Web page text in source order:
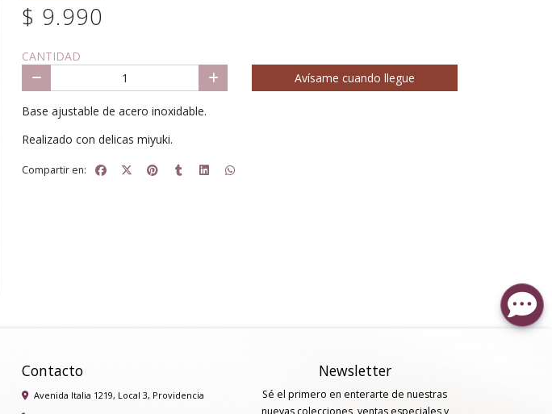
$ 9.990
CANTIDAD
Avísame cuando llegue
Base ajustable de acero inoxidable.
Realizado con delicas miyuki.
Compartir en:
Contacto
Avenida Italia 1219, Local 3, Providencia
Newsletter
Sé el primero en enterarte de nuestras
nuevas colecciones, ventas especiales y